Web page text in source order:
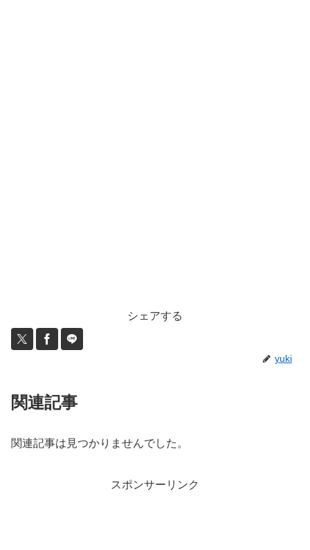
シェアする
yuki
関連記事
関連記事は見つかりませんでした。
スポンサーリンク